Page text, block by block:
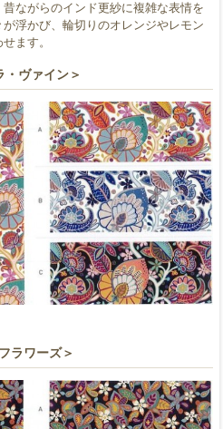
ながらのインド更紗に複雑な表情を
浮かび、輪切りのオレンジやレモン
ます。
ヴァイン＞
ラワーズ＞